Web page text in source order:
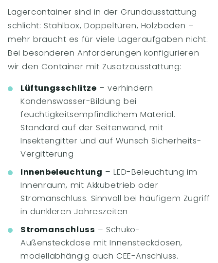
Lagercontainer sind in der Grundausstattung
schlicht: Stahlbox, Doppeltüren, Holzboden –
mehr braucht es für viele Lageraufgaben nicht.
Bei besonderen Anforderungen konfigurieren
wir den Container mit Zusatzausstattung:
Lüftungsschlitze – verhindern
Kondenswasser-Bildung bei
feuchtigkeitsempfindlichem Material.
Standard auf der Seitenwand, mit
Insektengitter und auf Wunsch Sicherheits-
Vergitterung
Innenbeleuchtung – LED-Beleuchtung im
Innenraum, mit Akkubetrieb oder
Stromanschluss. Sinnvoll bei häufigem Zugriff
in dunkleren Jahreszeiten
Stromanschluss – Schuko-
Außensteckdose mit Innensteckdosen,
modellabhängig auch CEE-Anschluss.